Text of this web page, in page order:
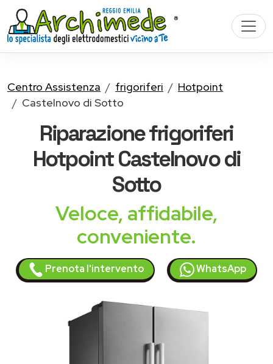
Centro Assistenza frigoriferi
Hotpoint
Castelnovo di Sotto
Riparazionefrigoriferi
HotpointCastelnovo di
Sotto
Veloce, affidabile,
conveniente.
Prenota l'intervento WhatsApp